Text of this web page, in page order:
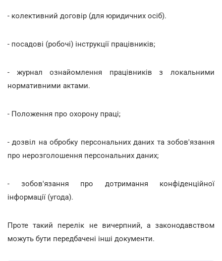
- колективний договір (для юридичних осіб).
- посадові (робочі) інструкції працівників;
- журнал ознайомлення працівників з локальними
нормативними актами.
- Положення про охорону праці;
- дозвіл на обробку персональних даних та зобов'язання
про нерозголошення персональних даних;
- зобов'язання про дотримання конфіденційної
інформації (угода).
Проте такий перелік не вичерпний, а законодавством
можуть бути передбачені інші документи.